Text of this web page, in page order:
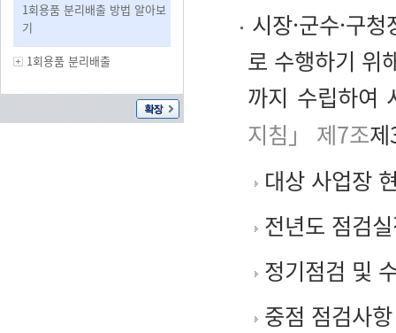
1회용품 분리배출 방법 알아보
기
1회용품 분리배출
시장·군수·구
로 수행하기 위
까지 수립하여
지침」 제7조
대상 사업장
전년도 점검
정기점검 및
중점 점검사